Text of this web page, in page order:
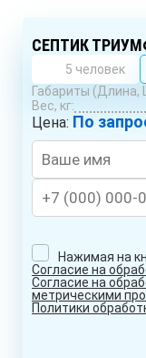
СЕПТИК
5 человек
Габариты (Длина,
Вес, кг:
Цена: По
Нажимая на
Согласие на
Согласие на
метрическими
Политики